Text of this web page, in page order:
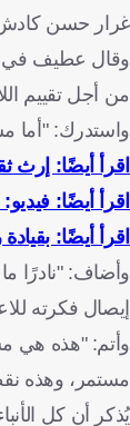
غرار حسن
وقال عطيف في
من أجل تقييم
واستدرك: "أما
اقرأ أيضًا: إرث
اقرأ أيضًا:
اقرأ أيضًا:
وأضاف: "نادرًا
إيصال فكرته
وأتم: "هذه هي
مستمر، وهذه
يُذكر أن كل